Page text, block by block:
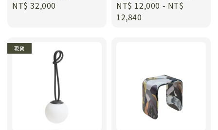
Regular
NT$ 32,000
Regular
price
NT$ 12,000 - NT$
12,840
現貨